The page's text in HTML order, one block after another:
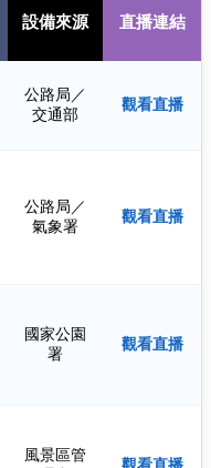
設備來源 直播連結
公路局／
交通部
觀看直播
公路局／
氣象署
觀看直播
國家公園
署
觀看直播
風景區管